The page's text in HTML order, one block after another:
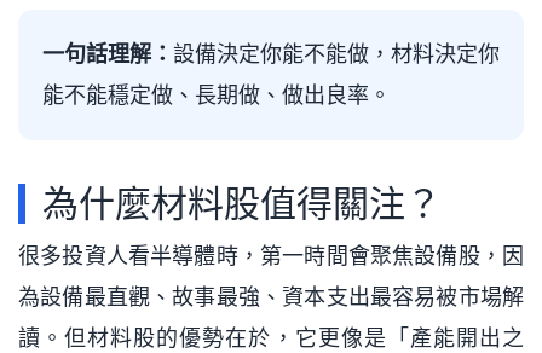
一句話理解： 設備決定你能不能做，材料決定你
能不能穩定做、長期做、做出良率。
為什麼材料股值得關注？
很多投資人看半導體時，第一時間會聚焦設備股，因
為設備最直觀、故事最強、資本支出最容易被市場解
讀。但材料股的優勢在於，它更像是「產能開出之